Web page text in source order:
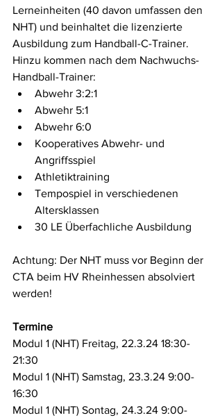
Lerneinheiten (40 davon umfassen den
NHT) und beinhaltet die lizenzierte
Ausbildung zum Handball-C-Trainer.
Hinzu kommen nach dem Nachwuchs-
Handball-Trainer:
Abwehr 3:2:1
Abwehr 5:1
Abwehr 6:0
Kooperatives Abwehr- und
Angriffsspiel
Athletiktraining
Tempospiel in verschiedenen
Altersklassen
30 LE Überfachliche Ausbildung
Achtung: Der NHT muss vor Beginn der
CTA beim HV Rheinhessen absolviert
werden!
Termine
Modul 1 (NHT) Freitag, 22.3.24 18:30-
21:30
Modul 1 (NHT) Samstag, 23.3.24 9:00-
16:30
Modul 1 (NHT) Sontag, 24.3.24 9:00-